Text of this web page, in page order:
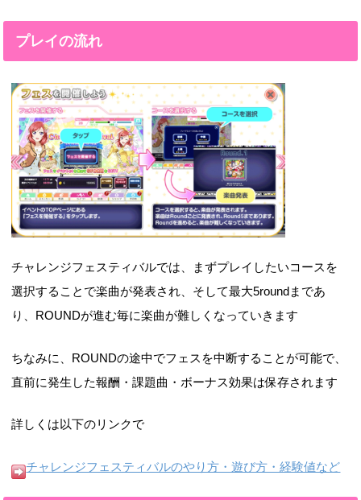
プレイの流れ
チャレンジフェスティバルでは、まずプレイしたいコースを
選択することで楽曲が発表され、そして最大5roundまであ
り、ROUNDが進む毎に楽曲が難しくなっていきます
ちなみに、ROUNDの途中でフェスを中断することが可能で、
直前に発生した報酬・課題曲・ボーナス効果は保存されます
詳しくは以下のリンクで
チャレンジフェスティバルのやり方・遊び方・経験値など